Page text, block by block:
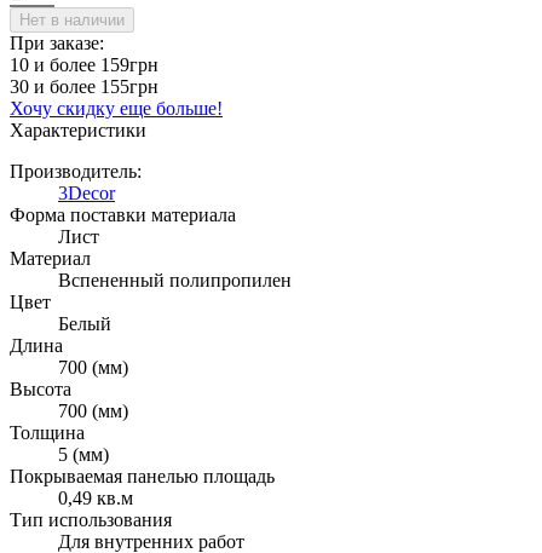
Нет в наличии
При заказе:
10 и более 159грн
30 и более 155грн
Хочу скидку еще больше!
Характеристики
Производитель:
3Decor
Форма поставки материала
Лист
Материал
Вспененный полипропилен
Цвет
Белый
Длина
700 (мм)
Высота
700 (мм)
Толщина
5 (мм)
Покрываемая панелью площадь
0,49 кв.м
Тип использования
Для внутренних работ